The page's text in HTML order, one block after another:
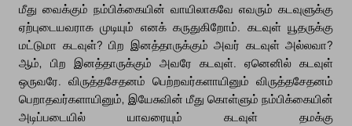
மீது வைக்கும் நம்பிக்கையின் வாயிலாகவே எவரும் கடவுளுக்கு
ஏற்புடையவராக முடியும் எனக் கருதுகிறோம். கடவுள் யூதருக்கு
மட்டுமா கடவுள்? பிற இனத்தாருக்கும் அவர் கடவுள் அல்லவா?
ஆம், பிற இனத்தாருக்கும் அவரே கடவுள். ஏனெனில் கடவுள்
ஒருவரே. விருத்தசேதனம் பெற்றவர்களாயினும் விருத்தசேதனம்
பெறாதவர்களாயினும், இயேசுவின் மீது கொள்ளும் நம்பிக்கையின்
அடிப்படையில் யாவரையும் கடவுள் தமக்கு